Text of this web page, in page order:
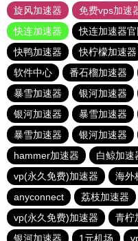
旋风加速器
免费vps加速
快连加速器
快连加速器官
快鸭加速器
快柠檬加速器
软件中心
番石榴加速器
暴雪加速器
银河加速器
银河加速器
暴雪加速器
暴雪加速器
银河加速器
hammer加速器
白鲸加速
vp(永久免费)加速器
海外
anyconnect
荔枝加速器
vp(永久免费)加速器
青柠
银河加速器
1元机场